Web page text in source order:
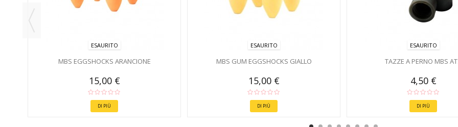
ESAURITO
MBS EGGSHOCKS ARANCIONE
15,00 €
DI PIÙ
ESAURITO
MBS GUM EGGSHOCKS GIALLO
15,00 €
DI PIÙ
ESAURITO
TAZZE A PERNO MBS
4,50 €
DI PIÙ